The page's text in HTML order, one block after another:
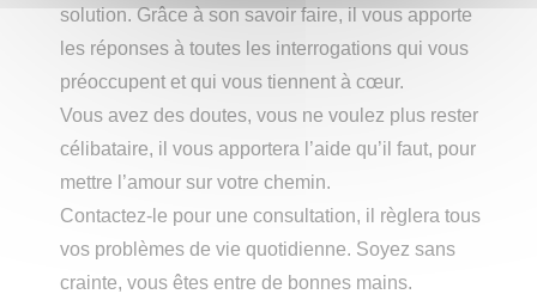
solution. Grâce à son savoir faire, il vous apporte
les réponses à toutes les interrogations qui vous
préoccupent et qui vous tiennent à cœur.
Vous avez des doutes, vous ne voulez plus rester
célibataire, il vous apportera l’aide qu’il faut, pour
mettre l’amour sur votre chemin.
Contactez-le pour une consultation, il règlera tous
vos problèmes de vie quotidienne. Soyez sans
crainte, vous êtes entre de bonnes mains.